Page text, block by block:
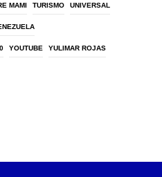
MAMI TURISMO UNIVERSAL
YOUTUBE YULIMAR ROJAS